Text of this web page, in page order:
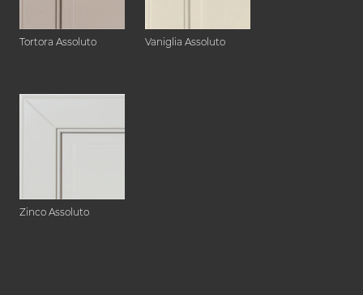
Tortora Assoluto Vaniglia Assoluto
Zinco Assoluto